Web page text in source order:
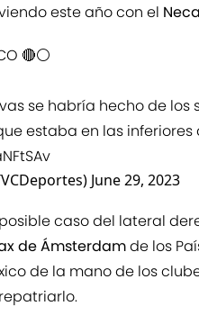
este año con el
🔴⚪️
se habría hecho de
estaba en las inferiores
June 29, 2023
caso del lateral
de Ámsterdamde los
de la mano de los